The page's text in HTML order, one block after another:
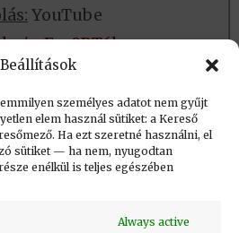
Beállítások
személyes adatot nem gyűjt
elem használ sütiket: a Kereső
Ha ezt szeretné használni, el
sütiket — ha nem, nyugodtan
enélkül is teljes egészében
Always active
YouTube
xFaa9BT6bw
09:53
20:36